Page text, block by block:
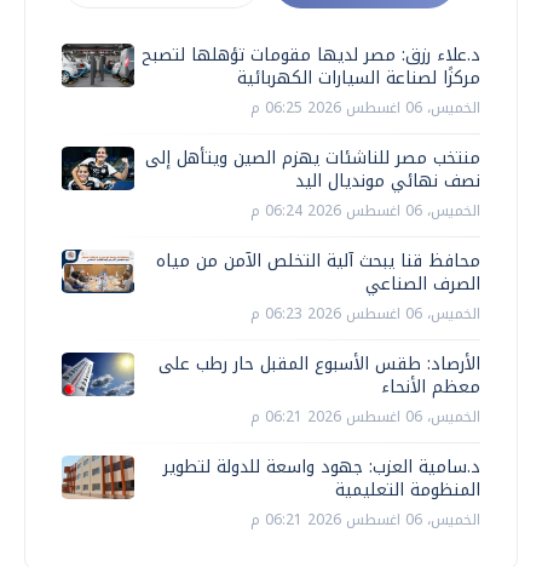
د.علاء رزق: مصر لديها مقومات تؤهلها لتصبح
مركزًا لصناعة السيارات الكهربائية
الخميس، 06 اغسطس 2026 06:25 م
منتخب مصر للناشئات يهزم الصين ويتأهل إلى
نصف نهائي مونديال اليد
الخميس، 06 اغسطس 2026 06:24 م
محافظ قنا يبحث آلية التخلص الآمن من مياه
الصرف الصناعي
الخميس، 06 اغسطس 2026 06:23 م
الأرصاد: طقس الأسبوع المقبل حار رطب على
معظم الأنحاء
الخميس، 06 اغسطس 2026 06:21 م
د.سامية العزب: جهود واسعة للدولة لتطوير
المنظومة التعليمية
الخميس، 06 اغسطس 2026 06:21 م